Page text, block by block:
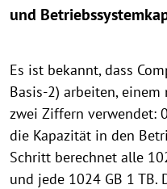
und
Es ist bekannt, dass
Basis-2) arbeiten,
zwei Ziffern verwendet:
die Kapazität in den
Schritt berechnet alle
und jede 1024 GB 1 TB.